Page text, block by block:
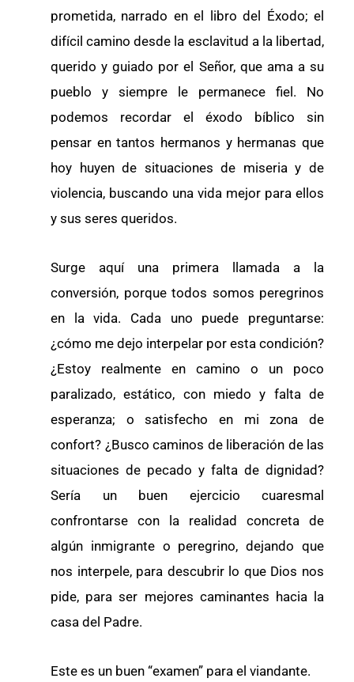
prometida, narrado en el libro del Éxodo; el
difícil camino desde la esclavitud a la libertad,
querido y guiado por el Señor, que ama a su
pueblo y siempre le permanece fiel. No
podemos recordar el éxodo bíblico sin
pensar en tantos hermanos y hermanas que
hoy huyen de situaciones de miseria y de
violencia, buscando una vida mejor para ellos
y sus seres queridos.
Surge aquí una primera llamada a la
conversión, porque todos somos peregrinos
en la vida. Cada uno puede preguntarse:
¿cómo me dejo interpelar por esta condición?
¿Estoy realmente en camino o un poco
paralizado, estático, con miedo y falta de
esperanza; o satisfecho en mi zona de
confort? ¿Busco caminos de liberación de las
situaciones de pecado y falta de dignidad?
Sería un buen ejercicio cuaresmal
confrontarse con la realidad concreta de
algún inmigrante o peregrino, dejando que
nos interpele, para descubrir lo que Dios nos
pide, para ser mejores caminantes hacia la
casa del Padre.
Este es un buen “examen” para el viandante.